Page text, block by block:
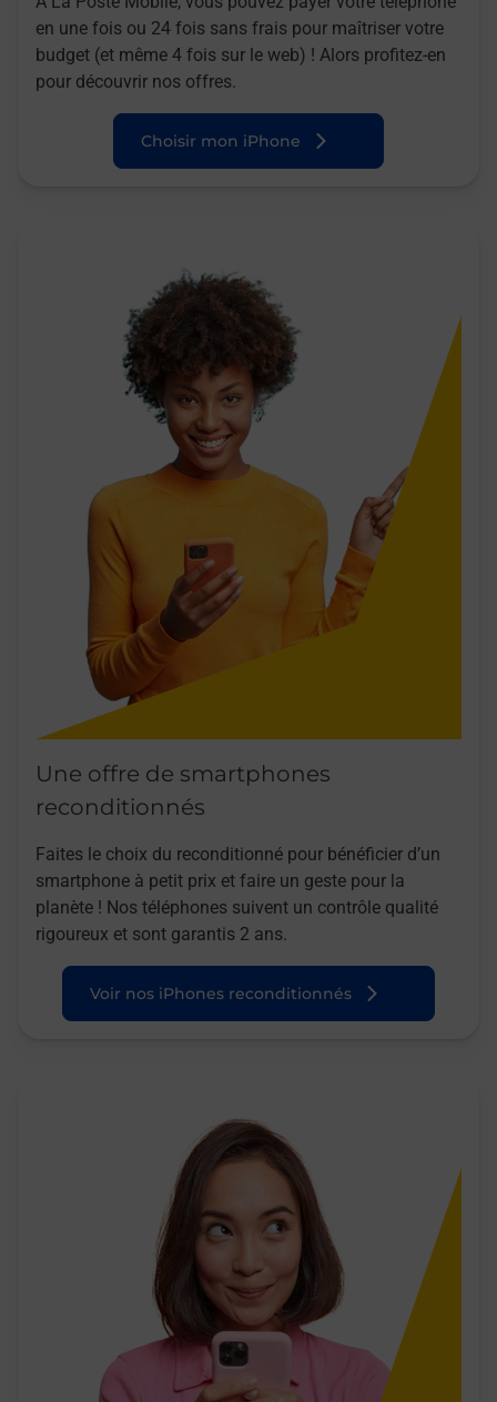
en une fois ou 24 fois sans frais pour maîtriser votre
budget (et même 4 fois sur le web) ! Alors profitez-en
pour découvrir nos offres.
Choisir mon iPhone
Une offre de smartphones
reconditionnés
Faites le choix du reconditionné pour bénéficier d’un
smartphone à petit prix et faire un geste pour la
planète ! Nos téléphones suivent un contrôle qualité
rigoureux et sont garantis 2 ans.
Voir nos iPhones reconditionnés